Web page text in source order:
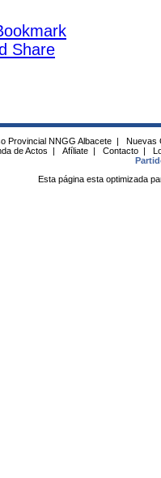
Provincial NNGG Albacete |
Nuevas
de Actos | Afíliate | Contacto |
Esta página esta optimizada